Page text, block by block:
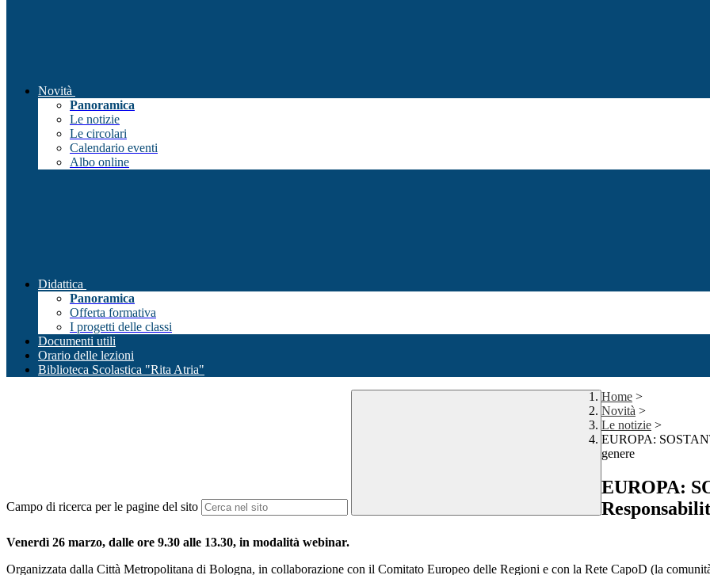
Novità
Panoramica
Le notizie
Le circolari
Calendario eventi
Albo online
Didattica
Panoramica
Offerta formativa
I progetti delle classi
Documenti utili
Orario delle lezioni
Biblioteca Scolastica "Rita Atria"
Campo di ricerca per le pagine del sito
Home >
Novità >
Le notizie >
EUROPA:
genere
EUROPA:
Venerdì 26 marzo, dalle ore 9.30 alle 13.30, in modalità webinar.
Organizzata dalla Città Metropolitana di Bologna, in collaborazione con il Comitato Europeo delle Regioni e con la Rete CapoD (la